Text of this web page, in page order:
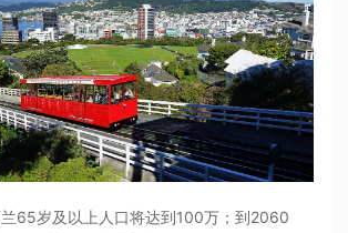
65岁及以上人口将达到100万；到2060